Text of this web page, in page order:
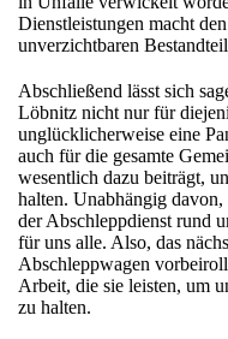
Dienstleistungen macht
unverzichtbaren
Abschließend lässt sich
Löbnitz nicht nur für
unglücklicherweise eine
auch für die gesamte
wesentlich dazu beiträgt,
halten. Unabhängig
der Abschleppdienst rund
für uns alle. Also, das
Abschleppwagen
Arbeit, die sie leisten, um
zu halten.